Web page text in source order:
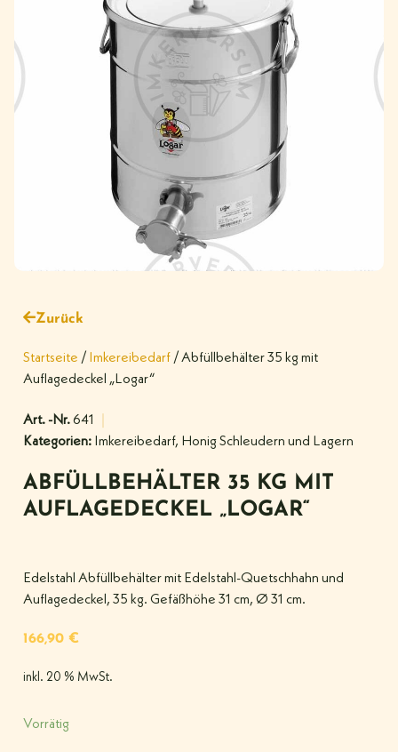
Zurück
Startseite / Imkereibedarf / Abfüllbehälter 35 kg mit
Auflagedeckel „Logar“
Art. -Nr.641
Kategorien: Imkereibedarf, Honig Schleudern und Lagern
ABFÜLLBEHÄLTER 35 KG MIT
AUFLAGEDECKEL „LOGAR“
Edelstahl Abfüllbehälter mit Edelstahl-Quetschhahn und
Auflagedeckel, 35 kg. Gefäßhöhe 31 cm, Ø 31 cm.
166,90 €
inkl. 20 % MwSt.
Vorrätig